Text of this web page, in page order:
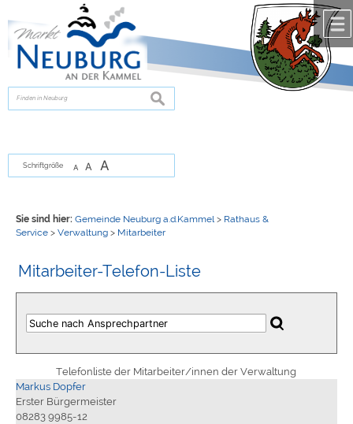
zur Navigationoder
springen.
suchen
Schriftgröße A A A
Sie sind hier: Gemeinde Neuburg a.d.Kammel > Rathaus &
Service> Verwaltung> Mitarbeiter
Mitarbeiter-Telefon-Liste
Telefonliste der Mitarbeiter/innen der Verwaltung
Markus Dopfer
Erster Bürgermeister
08283 9985-12